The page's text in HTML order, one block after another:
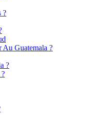
?
Au Guatemala ?
?